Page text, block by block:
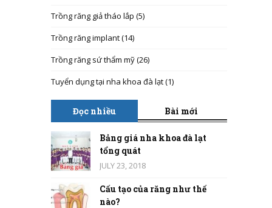
Trồng răng giả tháo lắp (5)
Trồng răng implant(14)
Trồng răng sứ thẩm mỹ(26)
Tuyển dụng tại nha khoa đà lạt(1)
Đọc nhiều Bài mới
Bảng giá nha khoa đà lạt
tổng quát
JULY 23, 2018
Cấu tạo của răng như thế
nào?